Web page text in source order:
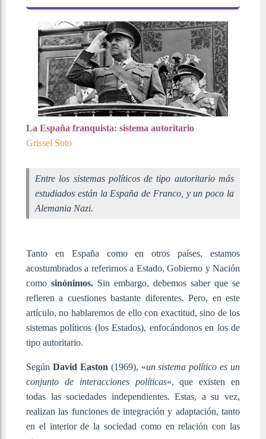
La España franquista: sistema autoritario
Grissel Soto
Entre los sistemas políticos de tipo autoritario más
estudiados están la España de Franco, y un poco la
Alemania Nazi.
Tanto en España como en otros países, estamos
acostumbrados a referirnos a Estado, Gobierno y Nación
como sinónimos. Sin embargo, debemos saber que se
refieren a cuestiones bastante diferentes. Pero, en este
artículo, no hablaremos de ello con exactitud, sino de los
sistemas políticos (los Estados), enfocándonos en los de
tipo autoritario.
Según David Easton (1969), «un sistema político es un
conjunto de interacciones políticas«, que existen en
todas las sociedades independientes. Estas, a su vez,
realizan las funciones de integración y adaptación, tanto
en el interior de la sociedad como en relación con las